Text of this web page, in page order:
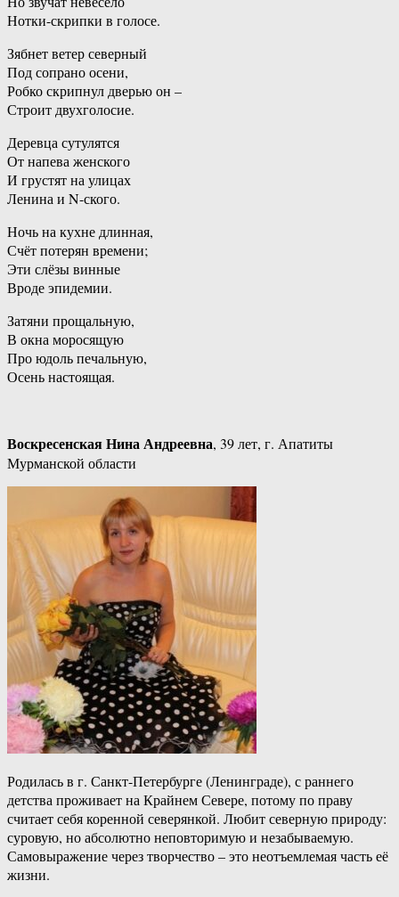
Нотки-скрипки в голосе.
Зябнет ветер северный
Под сопрано осени,
Робко скрипнул дверью он –
Строит двухголосие.
Деревца сутулятся
От напева женского
И грустят на улицах
Ленина и N-ского.
Ночь на кухне длинная,
Счёт потерян времени;
Эти слёзы винные
Вроде эпидемии.
Затяни прощальную,
В окна моросящую
Про юдоль печальную,
Осень настоящая.
Воскресенская Нина Андреевна, 39 лет, г. Апатиты
Мурманской области
Родилась в г. Санкт-Петербурге (Ленинграде), с раннего
детства проживает на Крайнем Севере, потому по праву
считает себя коренной северянкой. Любит северную природу:
суровую, но абсолютно неповторимую и незабываемую.
Самовыражение через творчество – это неотъемлемая часть её
жизни.